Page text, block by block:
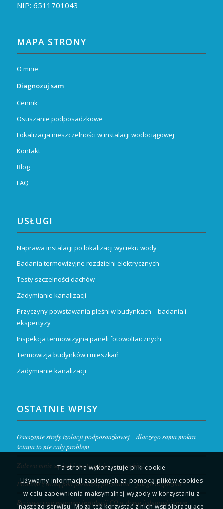
NIP: 6511701043
MAPA STRONY
O mnie
Diagnozuj sam
Cennik
Osuszanie podposadzkowe
Lokalizacja nieszczelności w instalacji wodociągowej
Kontakt
Blog
FAQ
USŁUGI
Naprawa instalacji po lokalizacji wycieku wody
Badania termowizyjne rozdzielni elektrycznych
Testy szczelności dachów
Zadymianie kanalizacji
Przyczyny powstawania pleśni w budynkach – badania i
ekspertyzy
Inspekcja termowizyjna paneli fotowoltaicznych
Termowizja budynków i mieszkań
Zadymianie kanalizacji
OSTATNIE WPISY
Osuszanie strefy izolacji podposadzkowej – dlaczego sama mokra
ściana to nie cały problem
Zalewa mnie sąsiad i ma to gdzieś – co zrobić?
Problem z wodą pod posadzką po zalaniu – jak go rozpoznać?
Bezinwazyjna naprawa instalacji CO w domu jednorodzinnym
Ta strona wykorzystuje pliki cookie
Używamy informacji zapisanych za pomocą plików cookies
w celu zapewnienia maksymalnej wygody w korzystaniu z
naszego serwisu. Mogą też korzystać z nich współpracujące